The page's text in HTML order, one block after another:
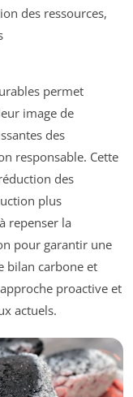
des ressources,
permet
image de
des
responsable. Cette
des
plus
repenser la
pour garantir une
bilan carbone et
proactive et
actuels.